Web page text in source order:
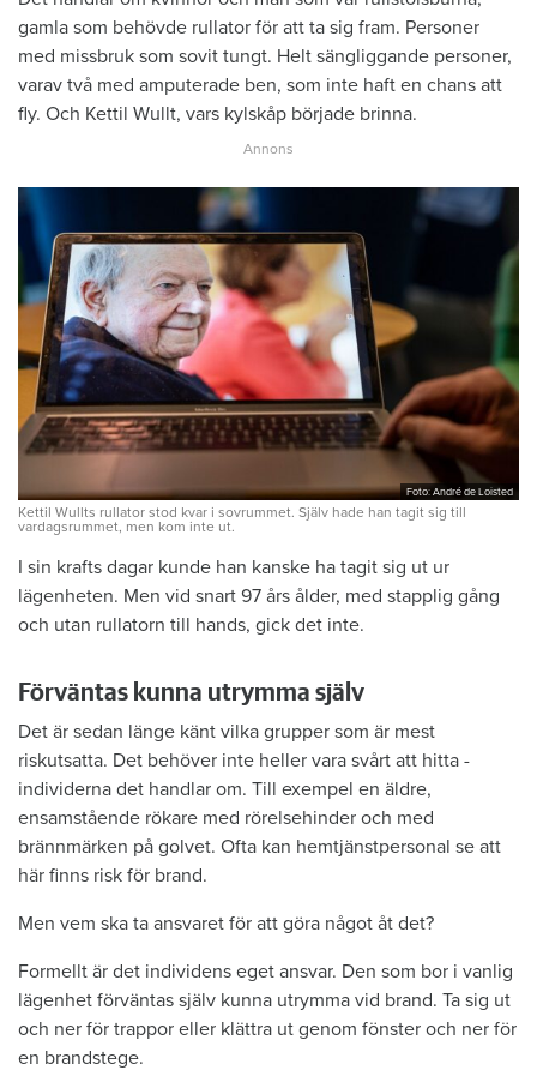
gamla som ­behövde rullator för att ta sig fram. Personer
med missbruk som sovit tungt. Helt ­säng­liggande personer,
varav två med amputerade ben, som inte haft en chans att
fly. Och Kettil Wullt, vars kylskåp började brinna.
Foto: André de Loisted
Kettil Wullts rullator stod kvar i sovrummet. Själv hade han tagit sig till
vardagsrummet, men kom inte ut.
I sin krafts dagar kunde han kanske ha tagit sig ut ur
lägenheten. Men vid snart 97 års ålder, med stapplig gång
och utan rullatorn till hands, gick det inte.
Förväntas kunna utrymma själv
Det är sedan länge känt vilka ­grupper som är mest
riskutsatta. Det ­behöver inte heller vara svårt att hitta ­
individerna det handlar om. Till ­exempel en ­äldre,
ensamstående rökare med ­rörelsehinder och med
brännmärken på golvet. Ofta kan hemtjänstpersonal se att
här finns risk för brand.
Men vem ska ta ansvaret för att göra något åt det?
Formellt är det individens eget ansvar. Den som bor i vanlig
lägenhet förväntas själv kunna utrymma vid brand. Ta sig ut
och ner för trappor ­eller klättra ut genom fönster och ner för
en brandstege.